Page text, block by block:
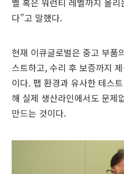
다”고 말했다.
현재 이큐글로벌은 중고 부품
스트하고, 수리 후 보증까지
이다. 팹 환경과 유사한 테스
해 실제 생산라인에서도 문제
만드는 것이다.